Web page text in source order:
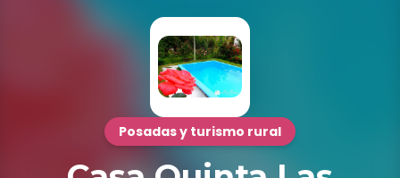
Posadas y turismo rural